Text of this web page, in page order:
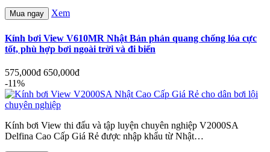
Mua ngay Xem
Kính bơi View V610MR Nhật Bản phản quang chống lóa cực
tốt, phù hợp bơi ngoài trời và đi biển
575,000đ 650,000đ
-11%
Kính bơi View thi đấu và tập luyện chuyên nghiệp V2000SA
Delfina Cao Cấp Giá Rẻ được nhập khẩu từ Nhật…